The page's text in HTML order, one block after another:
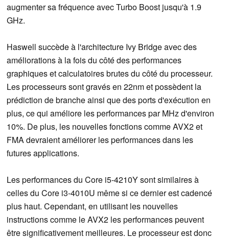
augmenter sa fréquence avec Turbo Boost jusqu'à 1.9
GHz.
Haswell succède à l'architecture Ivy Bridge avec des
améliorations à la fois du côté des performances
graphiques et calculatoires brutes du côté du processeur.
Les processeurs sont gravés en 22nm et possèdent la
prédiction de branche ainsi que des ports d'exécution en
plus, ce qui améliore les performances par MHz d'environ
10%. De plus, les nouvelles fonctions comme AVX2 et
FMA devraient améliorer les performances dans les
futures applications.
Les performances du Core i5-4210Y sont similaires à
celles du Core i3-4010U même si ce dernier est cadencé
plus haut. Cependant, en utilisant les nouvelles
instructions comme le AVX2 les performances peuvent
être significativement meilleures. Le processeur est donc